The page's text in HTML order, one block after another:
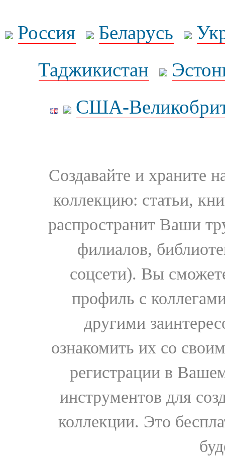
Россия Беларусь
Таджикистан
США-
Создавайте и храните
коллекцию: статьи,
распространит Ваши
филиалов,
соцсети). Вы
профиль с
другими
ознакомить их со
регистрации в
инструментов для
коллекции. Это